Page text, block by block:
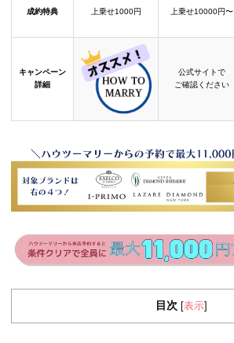
成約特典 上乗せ1000円 上乗せ10000円〜
キャンペーン
詳細
公式サイトで
ご確認ください
目次 [表示]